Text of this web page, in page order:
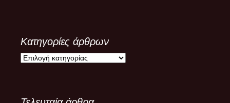
Κατηγορίες άρθρων
Κ
γ